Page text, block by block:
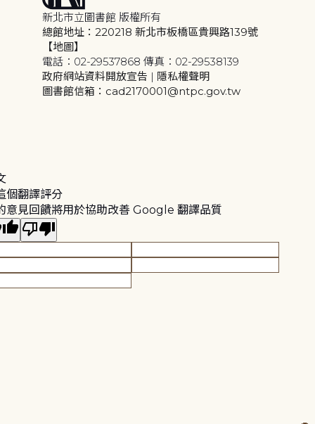
新北市立圖書館 版權所有
總館地址：220218 新北市板橋區貴興路139號
【地圖】
電話：02-29537868 傳真：02-29538139
政府網站資料開放宣告 | 隱私權聲明
圖書館信箱：cad2170001@ntpc.gov.tw
個翻譯評分
意見回饋將用於協助改善 Google 翻譯品質